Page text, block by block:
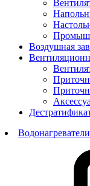
Воздушная
Водонагреватели